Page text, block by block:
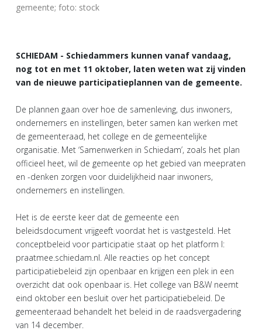
gemeente; foto: stock
SCHIEDAM - Schiedammers kunnen vanaf vandaag,
nog tot en met 11 oktober, laten weten wat zij vinden
van de nieuwe participatieplannen van de gemeente.
De plannen gaan over hoe de samenleving, dus inwoners,
ondernemers en instellingen, beter samen kan werken met
de gemeenteraad, het college en de gemeentelijke
organisatie. Met ‘Samenwerken in Schiedam’, zoals het plan
officieel heet, wil de gemeente op het gebied van meepraten
en -denken zorgen voor duidelijkheid naar inwoners,
ondernemers en instellingen.
Het is de eerste keer dat de gemeente een
beleidsdocument vrijgeeft voordat het is vastgesteld. Het
conceptbeleid voor participatie staat op het platform I:
praatmee.schiedam.nl. Alle reacties op het concept
participatiebeleid zijn openbaar en krijgen een plek in een
overzicht dat ook openbaar is. Het college van B&W neemt
eind oktober een besluit over het participatiebeleid. De
gemeenteraad behandelt het beleid in de raadsvergadering
van 14 december.